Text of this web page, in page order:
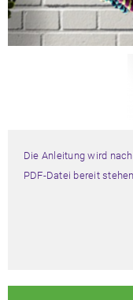
Die Anleitung wird
PDF-Datei bereit stehen.